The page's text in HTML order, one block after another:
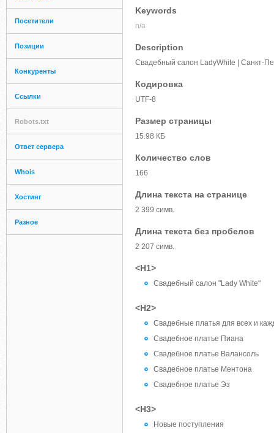
Посетители
Позиции
Конкуренты
Ссылки
Robots.txt
Ответ сервера
Whois
Хостинг
Разное
Keywords
n/a
Description
Свадебный салон LadyWhite | Санкт-
Кодировка
UTF-8
Размер страницы
15.98 КБ
Количество слов
166
Длина текста на странице
2 399 симв.
Длина текста без пробелов
2 207 симв.
<H1>
Свадебный салон "Lady White"
<H2>
Свадебные платья для всех и
Свадебное платье Пиана
Свадебное платье Валансоль
Свадебное платье Ментона
Свадебное платье Эз
<H3>
Новые поступления